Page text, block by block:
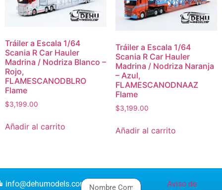
Tráiler a Escala 1/64
Scania R Car Hauler
Madrina / Nodriza Blanco –
Rojo,
FLAMESCANODBLRO
Flame
$3,199.00
Añadir al carrito
Tráiler a Escala 1/64
Scania R Car Hauler
Madrina / Nodriza Naranja
– Azul,
FLAMESCANODNAAZ
Flame
$3,199.00
Añadir al carrito
info@dehumodels.com
Aviso de